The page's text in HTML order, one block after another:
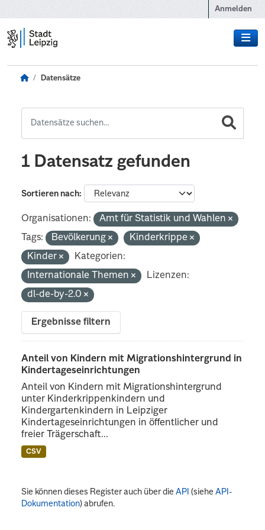
Anmelden
Datensätze
1 Datensatz gefunden
Sortieren nach
Organisationen:
Amt für Statistik und Wahlen
Tags:
Bevölkerung
Kinderkrippe
Kinder
Kategorien:
Internationale Themen
Lizenzen:
dl-de-by-2.0
Ergebnisse filtern
Anteil von Kindern mit Migrationshintergrund in
Kindertageseinrichtungen
Anteil von Kindern mit Migrationshintergrund
unter Kinderkrippenkindern und
Kindergartenkindern in Leipziger
Kindertageseinrichtungen in öffentlicher und
freier Trägerschaft...
CSV
Sie können dieses Register auch über dieAPI (sieheAPI-
Dokumentation) abrufen.